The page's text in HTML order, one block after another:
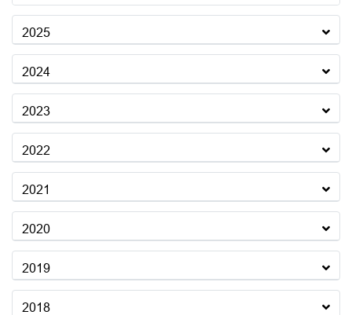
2025
2024
2023
2022
2021
2020
2019
2018